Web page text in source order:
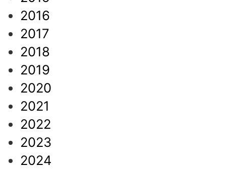
2016
2017
2018
2019
2020
2021
2022
2023
2024